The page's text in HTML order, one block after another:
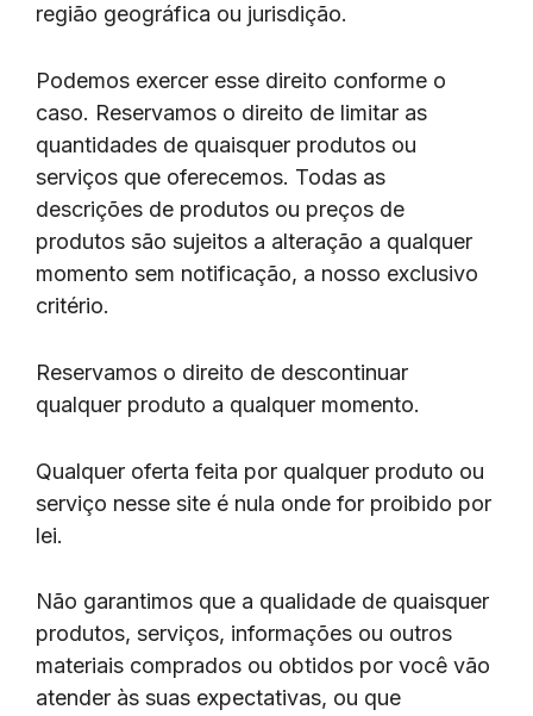
região geográfica ou jurisdição.
Podemos exercer esse direito conforme o
caso. Reservamos o direito de limitar as
quantidades de quaisquer produtos ou
serviços que oferecemos. Todas as
descrições de produtos ou preços de
produtos são sujeitos a alteração a qualquer
momento sem notificação, a nosso exclusivo
critério.
Reservamos o direito de descontinuar
qualquer produto a qualquer momento.
Qualquer oferta feita por qualquer produto ou
serviço nesse site é nula onde for proibido por
lei.
Não garantimos que a qualidade de quaisquer
produtos, serviços, informações ou outros
materiais comprados ou obtidos por você vão
atender às suas expectativas, ou que